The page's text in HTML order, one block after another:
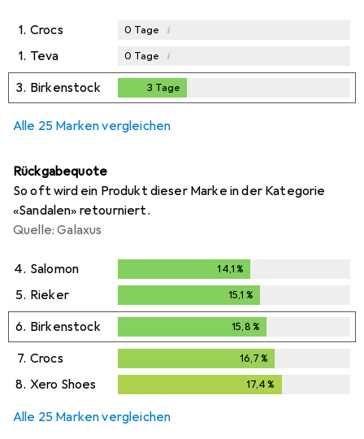
1. Crocs 0 Tage i
1. Teva 0 Tage i
3. Birkenstock 3 Tage
Alle 25 Marken vergleichen
Rückgabequote
So oft wird ein Produkt dieser Marke in der Kategorie
«Sandalen» retourniert.
Quelle: Galaxus
4. Salomon 14,1 %
5. Rieker 15,1 %
6. Birkenstock 15,8 %
7. Crocs 16,7 %
8. Xero Shoes 17,4 %
Alle 25 Marken vergleichen